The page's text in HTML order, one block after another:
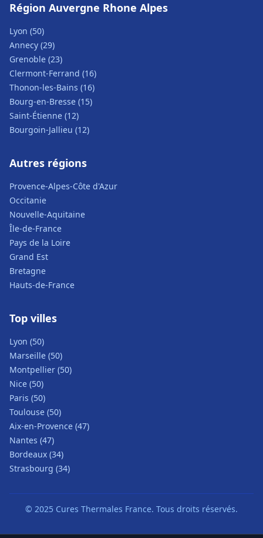
Région Auvergne Rhone Alpes
Lyon (50)
Annecy (29)
Grenoble (23)
Clermont-Ferrand (16)
Thonon-les-Bains (16)
Bourg-en-Bresse (15)
Saint-Étienne (12)
Bourgoin-Jallieu (12)
Autres régions
Provence-Alpes-Côte d'Azur
Occitanie
Nouvelle-Aquitaine
Île-de-France
Pays de la Loire
Grand Est
Bretagne
Hauts-de-France
Top villes
Lyon (50)
Marseille (50)
Montpellier (50)
Nice (50)
Paris (50)
Toulouse (50)
Aix-en-Provence (47)
Nantes (47)
Bordeaux (34)
Strasbourg (34)
© 2025 Cures Thermales France. Tous droits réservés.